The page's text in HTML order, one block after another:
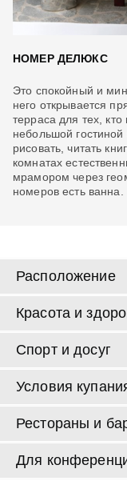
НОМЕР ДЕЛЮКС
Это спокойный и
него открывается
терраса для тех,
небольшой
рисовать, читать
комнатах
мрамором через
номеров есть ванна.
Расположение
Красота и
Спорт и досуг
Условия
Рестораны и
Для